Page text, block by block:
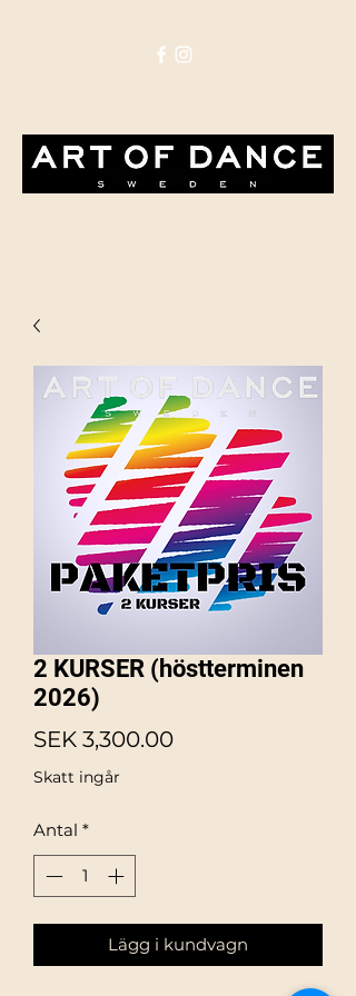
2 KURSER (höstterminen
2026)
SEK 3,300.00Pris
Skatt ingår
Antal *
Lägg i kundvagn